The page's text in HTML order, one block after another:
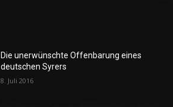
Die unerwünschte Offenbarung eines
deutschen Syrers
8. Juli 2016